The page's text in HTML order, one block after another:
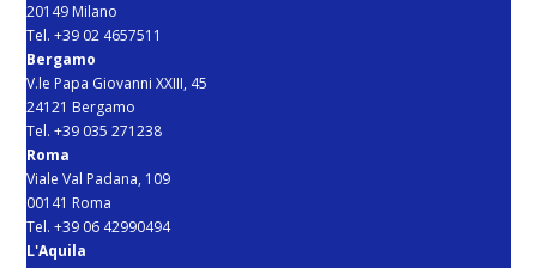
20149 Milano
Tel. +39 02 4657511
Bergamo
V.le Papa Giovanni XXIII, 45
24121 Bergamo
Tel. +39 035 271238
Roma
Viale Val Padana, 109
00141 Roma
Tel. +39 06 42990494
L'Aquila